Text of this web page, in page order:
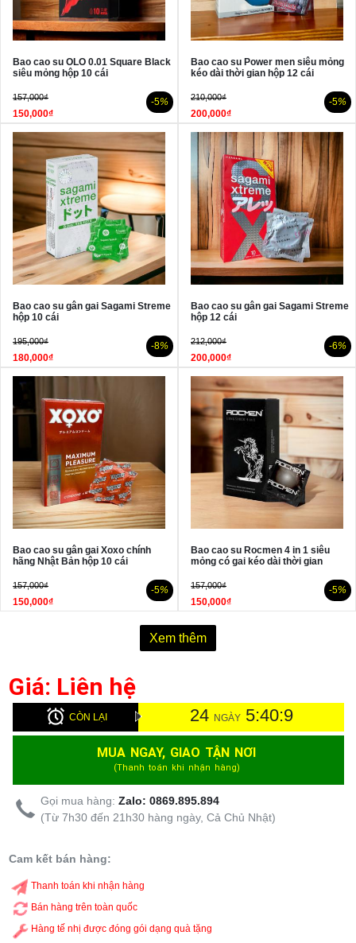
Bao cao su OLO 0.01 Square Black
siêu mỏng hộp 10 cái
157,000₫
150,000₫
-5%
Bao cao su Power men siêu mỏng
kéo dài thời gian hộp 12 cái
210,000₫
200,000₫
-5%
Bao cao su gân gai Sagami Streme
hộp 10 cái
195,000₫
180,000₫
-8%
Bao cao su gân gai Sagami Streme
hộp 12 cái
212,000₫
200,000₫
-6%
Bao cao su gân gai Xoxo chính
hãng Nhật Bản hộp 10 cái
157,000₫
150,000₫
-5%
Bao cao su Rocmen 4 in 1 siêu
mỏng có gai kéo dài thời gian
157,000₫
150,000₫
-5%
Xem thêm
Giá: Liên hệ
CÒN LẠI 24 NGÀY5:40:8
MUA NGAY, GIAO TẬN NƠI
(Thanh toán khi nhận hàng)
Gọi mua hàng: Zalo: 0869.895.894
(Từ 7h30 đến 21h30 hàng ngày, Cả Chủ Nhật)
Cam kết bán hàng:
Thanh toán khi nhận hàng
Bán hàng trên toàn quốc
Hàng tế nhị được đóng gói dạng quà tặng